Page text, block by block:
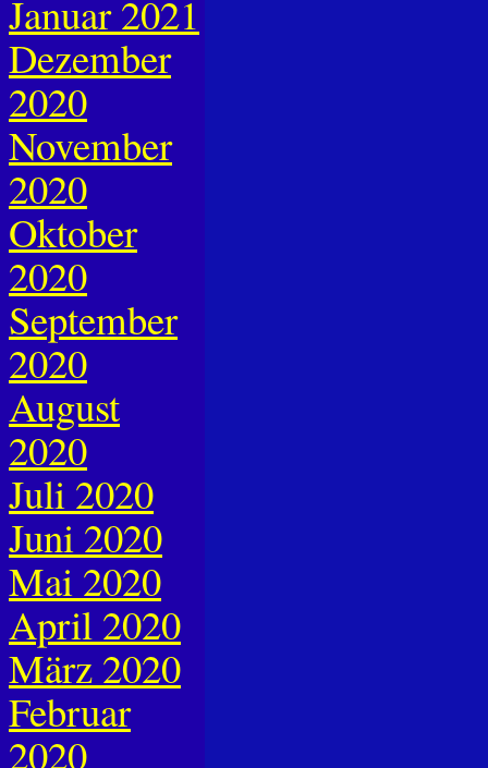
Januar 2021
Dezember
2020
November
2020
Oktober
2020
September
2020
August
2020
Juli 2020
Juni 2020
Mai 2020
April 2020
März 2020
Februar
2020